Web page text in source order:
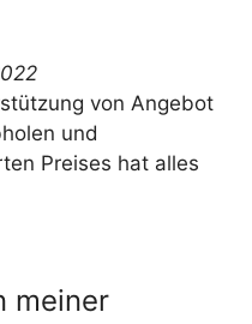
von Angebot
und
Preises hat alles
meiner